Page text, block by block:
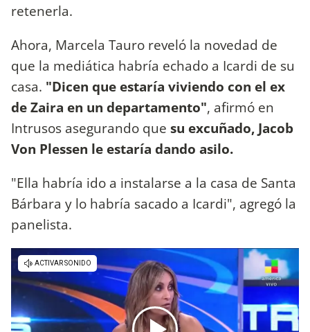
retenerla.
Ahora, Marcela Tauro reveló la novedad de
que la mediática habría echado a Icardi de su
casa. "Dicen que estaría viviendo con el ex
de Zaira en un departamento", afirmó en
Intrusos asegurando que su excuñado, Jacob
Von Plessen le estaría dando asilo.
"Ella habría ido a instalarse a la casa de Santa
Bárbara y lo habría sacado a Icardi", agregó la
panelista.